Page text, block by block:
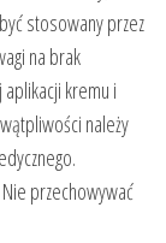
stosowany przez
na brak
kremu i
należy
przechowywać